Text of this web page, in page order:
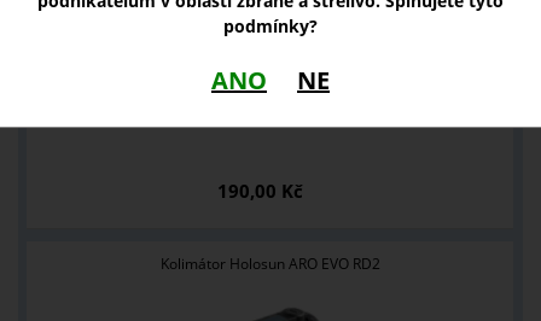
190,00 Kč
Kolimátor Holosun ARO EVO RD2
podmínky?
ANO NE